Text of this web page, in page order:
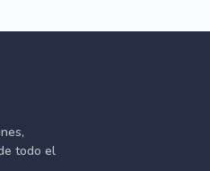
todo el